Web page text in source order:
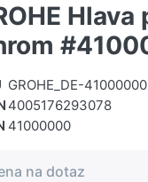
GROHE_DE-41000000
4005176293078
41000000
na dotaz